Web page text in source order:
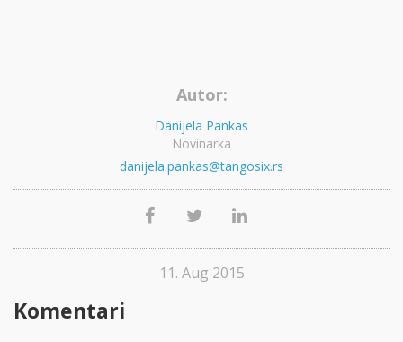
Autor:
Danijela Pankas
Novinarka
danijela.pankas@tangosix.rs
11. Aug 2015
Komentari